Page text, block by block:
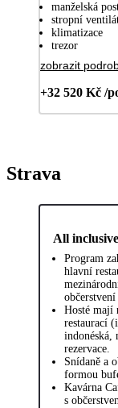
manželská
stropní
klimatizace
trezor
zobrazit
+32 520 Kč /
Strava
All inclusive
Program
hlavní
Hosté mají
restaurací
indonéská,
rezervace.
Snídaně a
formou
Kavárna
s